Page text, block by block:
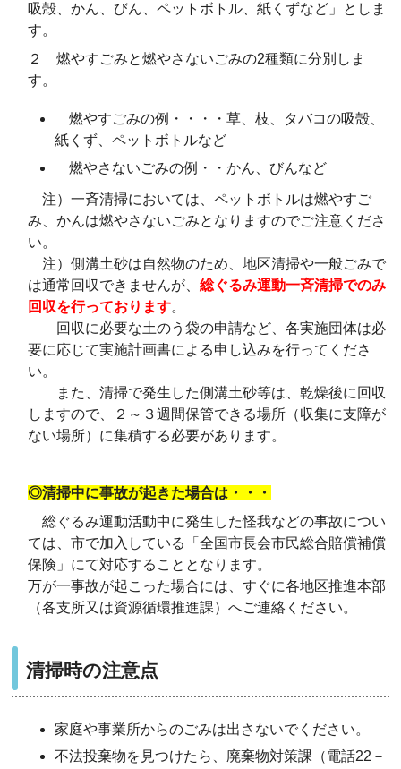
吸殻、かん、びん、ペットボトル、紙くずなど」としま
す。
２ 燃やすごみと燃やさないごみの2種類に分別しま
す。
燃やすごみの例・・・・草、枝、タバコの吸殻、
紙くず、ペットボトルなど
燃やさないごみの例・・かん、びんなど
注）一斉清掃においては、ペットボトルは燃やすご
み、かんは燃やさないごみとなりますのでご注意くださ
い。
注）側溝土砂は自然物のため、地区清掃や一般ごみで
は通常回収できませんが、総ぐるみ運動一斉清掃でのみ
回収を行っております。
回収に必要な土のう袋の申請など、各実施団体は必
要に応じて実施計画書による申し込みを行ってくださ
い。
また、清掃で発生した側溝土砂等は、乾燥後に回収
しますので、２～３週間保管できる場所（収集に支障が
ない場所）に集積する必要があります。
◎清掃中に事故が起きた場合は・・・
総ぐるみ運動活動中に発生した怪我などの事故につい
ては、市で加入している「全国市長会市民総合賠償補償
保険」にて対応することとなります。
万が一事故が起こった場合には、すぐに各地区推進本部
（各支所又は資源循環推進課）へご連絡ください。
清掃時の注意点
家庭や事業所からのごみは出さないでください。
不法投棄物を見つけたら、廃棄物対策課（電話22－